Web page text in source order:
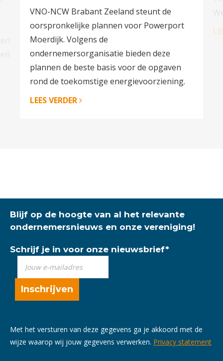
VNO-NCW Brabant Zeeland steunt de
oorspronkelijke plannen voor Powerport
Moerdijk. Volgens de
ondernemersorganisatie bieden deze
plannen de beste basis voor de opgaven
rond de toekomstige energievoorziening.
LEES VERDER
Blijf op de hoogte van al het relevante
ondernemersnieuws en onze vereniging!
Schrijf je in voor onze nieuwsbrief*
Met het versturen van deze gegevens ga je akkoord met de
wijze waarop wij jouw gegevens verwerken. Privacy statement